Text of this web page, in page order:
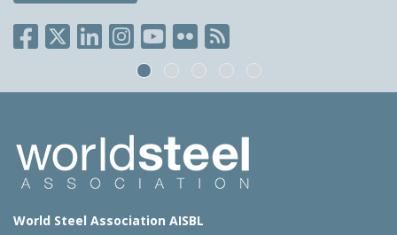
World Steel Association AISBL